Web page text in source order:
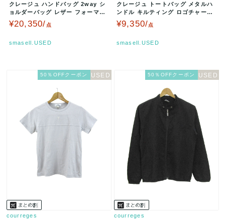
クレージュ ハンドバッグ 2way シ
ョルダーバッグ レザー フォーマル
鞄 ビンテージ ブランド …
¥20,350/ 点
smasell.USED
クレージュ トートバッグ メタルハ
ンドル キルティング ロゴチャーム
付き 鞄 ブランド 黒 レディー…
¥9,350/点
smasell.USED
50％OFFクーポン
courreges
50％OFFクーポン
courreges